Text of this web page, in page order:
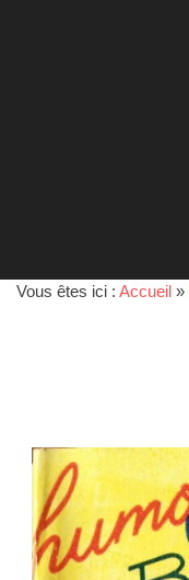
Vous êtes ici : Accueil »